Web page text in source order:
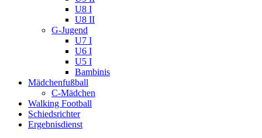
U8 I
U8 II
G-Jugend
U7 I
U6 I
U5 I
Bambinis
Mädchenfußball
C-Mädchen
Walking Football
Schiedsrichter
Ergebnisdienst